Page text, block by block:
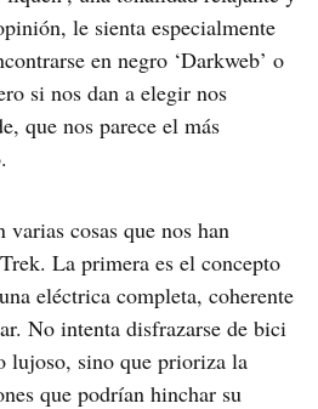
le sienta especialmente
en negro ‘Darkweb’ o
si nos dan a elegir nos
que nos parece el más
cosas que nos han
La primera es el concepto
eléctrica completa, coherente
No intenta disfrazarse de bici
lujoso, sino que prioriza la
que podrían hinchar su